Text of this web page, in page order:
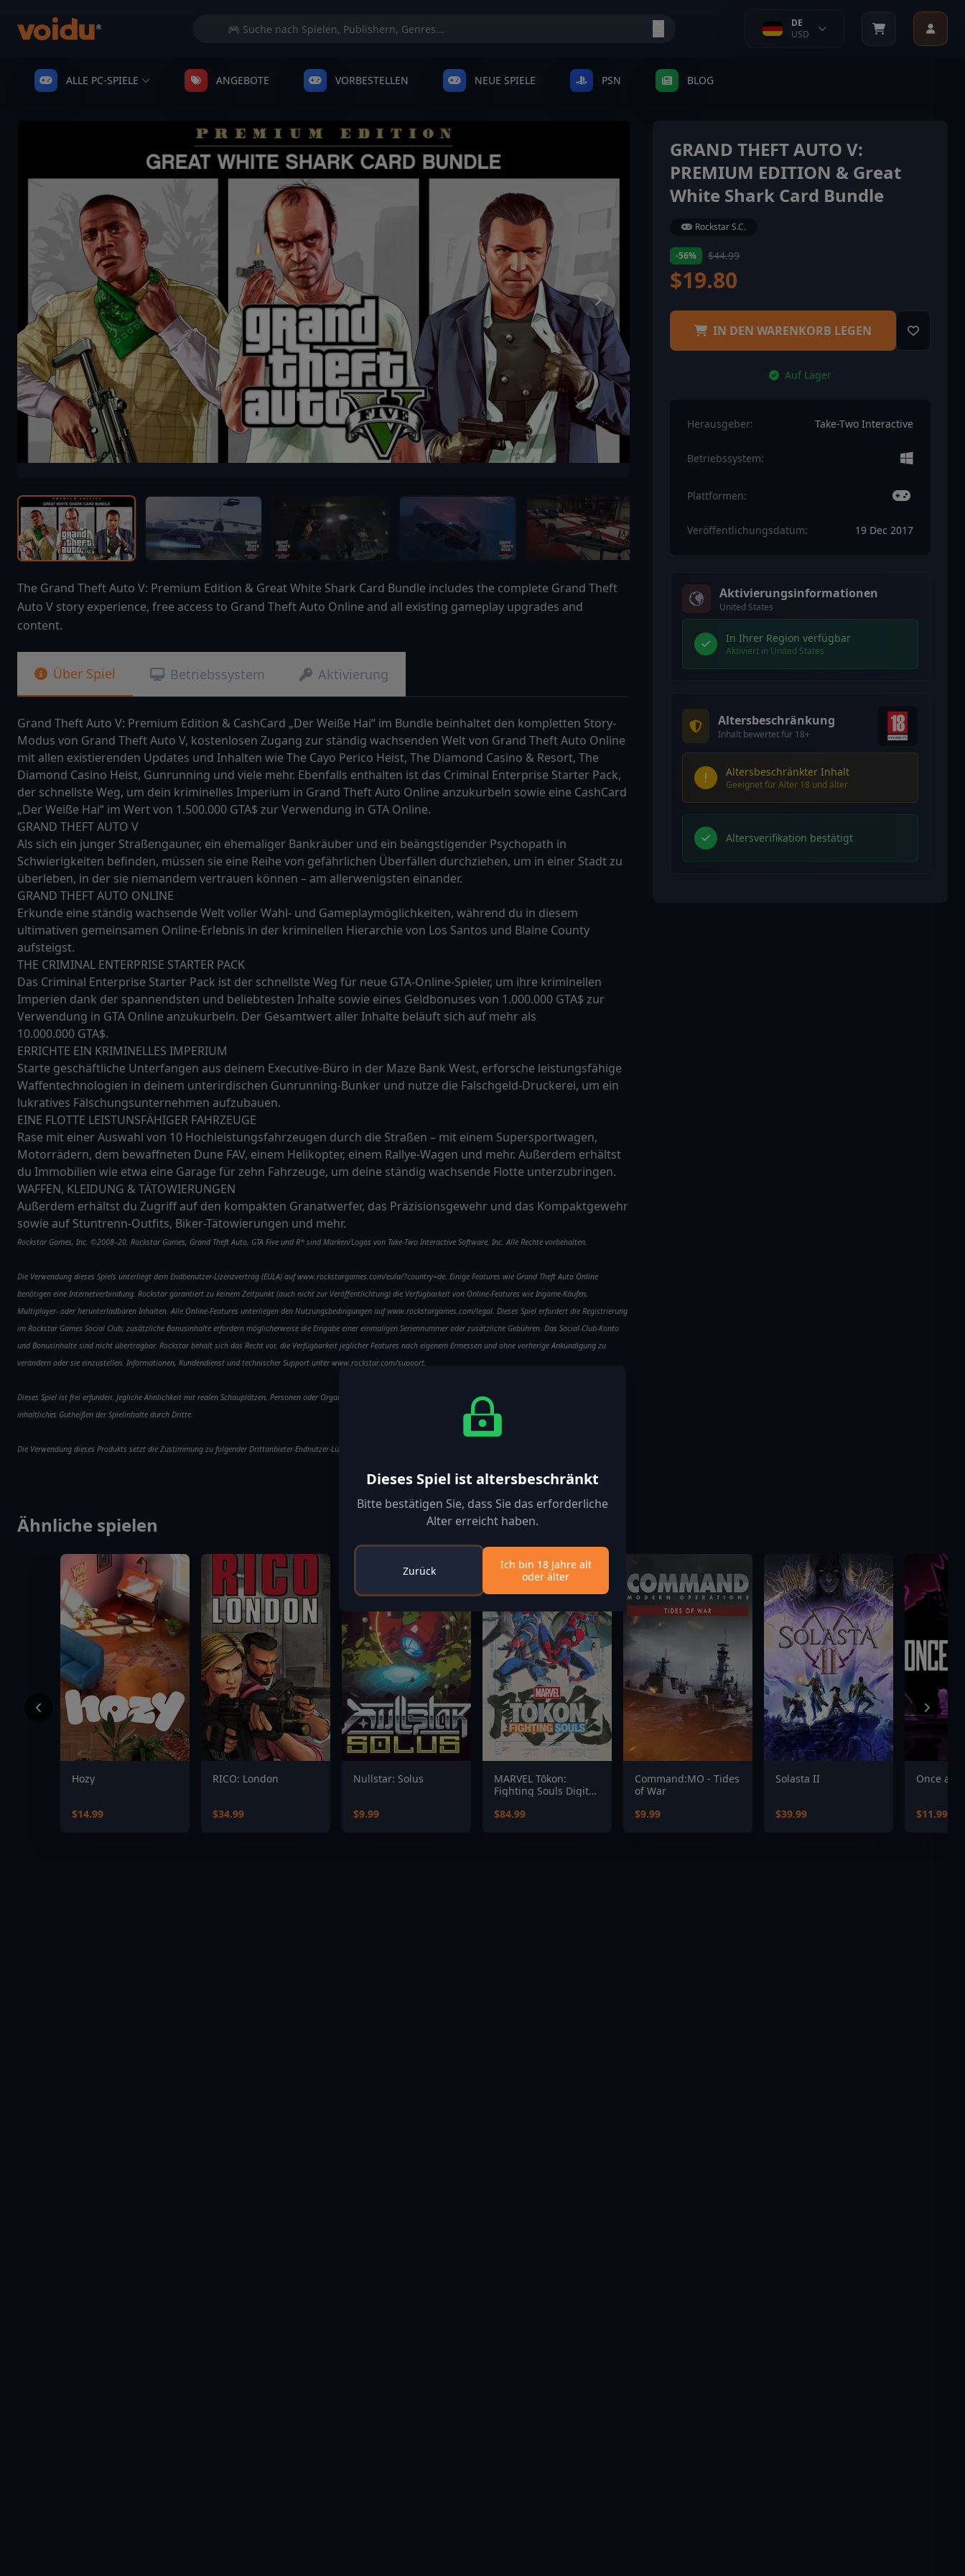
DE
USD
ALLE PC-SPIELE ANGEBOTE VORBESTELLEN NEUE SPIELE PSN BLOG
The Grand Theft Auto V: Premium Edition & Great White Shark Card Bundle includes the complete Grand Theft
Auto V story experience, free access to Grand Theft Auto Online and all existing gameplay upgrades and
content.
Über Spiel Betriebssystem Aktivierung
Grand Theft Auto V: Premium Edition & CashCard „Der Weiße Hai“ im Bundle beinhaltet den kompletten Story-
Modus von Grand Theft Auto V, kostenlosen Zugang zur ständig wachsenden Welt von Grand Theft Auto Online
mit allen existierenden Updates und Inhalten wie The Cayo Perico Heist, The Diamond Casino & Resort, The
Diamond Casino Heist, Gunrunning und viele mehr. Ebenfalls enthalten ist das Criminal Enterprise Starter Pack,
der schnellste Weg, um dein kriminelles Imperium in Grand Theft Auto Online anzukurbeln sowie eine CashCard
„Der Weiße Hai“ im Wert von 1.500.000 GTA$ zur Verwendung in GTA Online.
GRAND THEFT AUTO V
Als sich ein junger Straßengauner, ein ehemaliger Bankräuber und ein beängstigender Psychopath in
Schwierigkeiten befinden, müssen sie eine Reihe von gefährlichen Überfällen durchziehen, um in einer Stadt zu
überleben, in der sie niemandem vertrauen können – am allerwenigsten einander.
GRAND THEFT AUTO ONLINE
Erkunde eine ständig wachsende Welt voller Wahl- und Gameplaymöglichkeiten, während du in diesem
ultimativen gemeinsamen Online-Erlebnis in der kriminellen Hierarchie von Los Santos und Blaine County
aufsteigst.
THE CRIMINAL ENTERPRISE STARTER PACK
Das Criminal Enterprise Starter Pack ist der schnellste Weg für neue GTA-Online-Spieler, um ihre kriminellen
Imperien dank der spannendsten und beliebtesten Inhalte sowie eines Geldbonuses von 1.000.000 GTA$ zur
Verwendung in GTA Online anzukurbeln. Der Gesamtwert aller Inhalte beläuft sich auf mehr als
10.000.000 GTA$.
ERRICHTE EIN KRIMINELLES IMPERIUM
Starte geschäftliche Unterfangen aus deinem Executive-Büro in der Maze Bank West, erforsche leistungsfähige
Waffentechnologien in deinem unterirdischen Gunrunning-Bunker und nutze die Falschgeld-Druckerei, um ein
lukratives Fälschungsunternehmen aufzubauen.
EINE FLOTTE LEISTUNSFÄHIGER FAHRZEUGE
Rase mit einer Auswahl von 10 Hochleistungsfahrzeugen durch die Straßen – mit einem Supersportwagen,
Motorrädern, dem bewaffneten Dune FAV, einem Helikopter, einem Rallye-Wagen und mehr. Außerdem erhältst
du Immobilien wie etwa eine Garage für zehn Fahrzeuge, um deine ständig wachsende Flotte unterzubringen.
WAFFEN, KLEIDUNG & TÄTOWIERUNGEN
Außerdem erhältst du Zugriff auf den kompakten Granatwerfer, das Präzisionsgewehr und das Kompaktgewehr
sowie auf Stuntrenn-Outfits, Biker-Tätowierungen und mehr.
Rockstar Games, Inc. ©2008–20. Rockstar Games, Grand Theft Auto, GTA Five und R* sind Marken/Logos von Take-Two Interactive Software, Inc. Alle Rechte vorbehalten.
Die Verwendung dieses Spiels unterliegt dem Endbenutzer-Lizenzvertrag (EULA) auf www.rockstargames.com/eula/?country=de. Einige Features wie Grand Theft Auto Online
benötigen eine Internetverbindung. Rockstar garantiert zu keinem Zeitpunkt (auch nicht zur Veröffentlichtung) die Verfügbarkeit von Online-Features wie Ingame-Käufen,
Multiplayer- oder herunterladbaren Inhalten. Alle Online-Features unterliegen den Nutzungsbedingungen auf www.rockstargames.com/legal. Dieses Spiel erfordert die Registrierung
im Rockstar Games Social Club; zusätzliche Bonusinhalte erfordern möglicherweise die Eingabe einer einmaligen Seriennummer oder zusätzliche Gebühren. Das Social-Club-Konto
und Bonusinhalte sind nicht übertragbar. Rockstar behält sich das Recht vor, die Verfügbarkeit jeglicher Features nach eigenem Ermessen und ohne vorherige Ankündigung zu
verändern oder sie einzustellen. Informationen, Kundendienst und technischer Support unter www.rockstar.com/support.
Dieses Spiel ist frei erfunden. Jegliche Ähnlichkeit mit realen Schauplätzen, Personen oder Organisationen wäre rein zufällig und impliziert weder finanzielle Unterstützung noch
inhaltliches Gutheißen der Spielinhalte durch Dritte.
Die Verwendung dieses Produkts setzt die Zustimmung zu folgender Drittanbieter-Endnutzer-Lizenzvereinbarung voraus: http://www.take2games.com/eula/
GRAND THEFT AUTO V:
PREMIUM EDITION & Great
White Shark Card Bundle
Rockstar S.C.
-56% $44.99
$19.80
IN DEN WARENKORB LEGEN
Auf Lager
Herausgeber: Take-Two Interactive
Betriebssystem:
Plattformen:
Veröffentlichungsdatum: 19 Dec 2017
Aktivierungsinformationen
United States
In Ihrer Region verfügbar
Aktiviert in United States
Altersbeschränkung
Inhalt bewertet für 18+
Altersbeschränkter Inhalt
Geeignet für Alter 18 und älter
Altersverifikation bestätigt
Ähnliche spielen
Hozy
$14.99
RICO: London
$34.99
Nullstar: Solus
$9.99
MARVEL Tōkon:
Fighting Souls Digital
$84.99
Command:MO - Tides
of War
$9.99
Solasta II
$39.99
Once a
$11.99
Dieses Spiel ist altersbeschränkt
Bitte bestätigen Sie, dass Sie das erforderliche
Alter erreicht haben.
Zurück
Ich bin 18 Jahre alt
oder älter